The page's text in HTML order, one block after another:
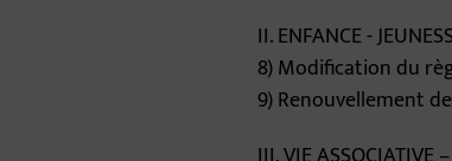
II. ENFANCE -
8) Modification du
9) Renouvellement